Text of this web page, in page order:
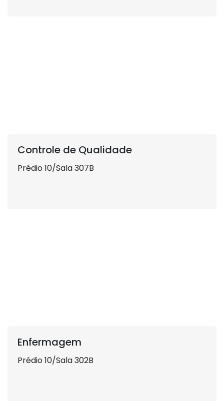
Controle de Qualidade
Prédio 10/Sala 307B
Enfermagem
Prédio 10/Sala 302B